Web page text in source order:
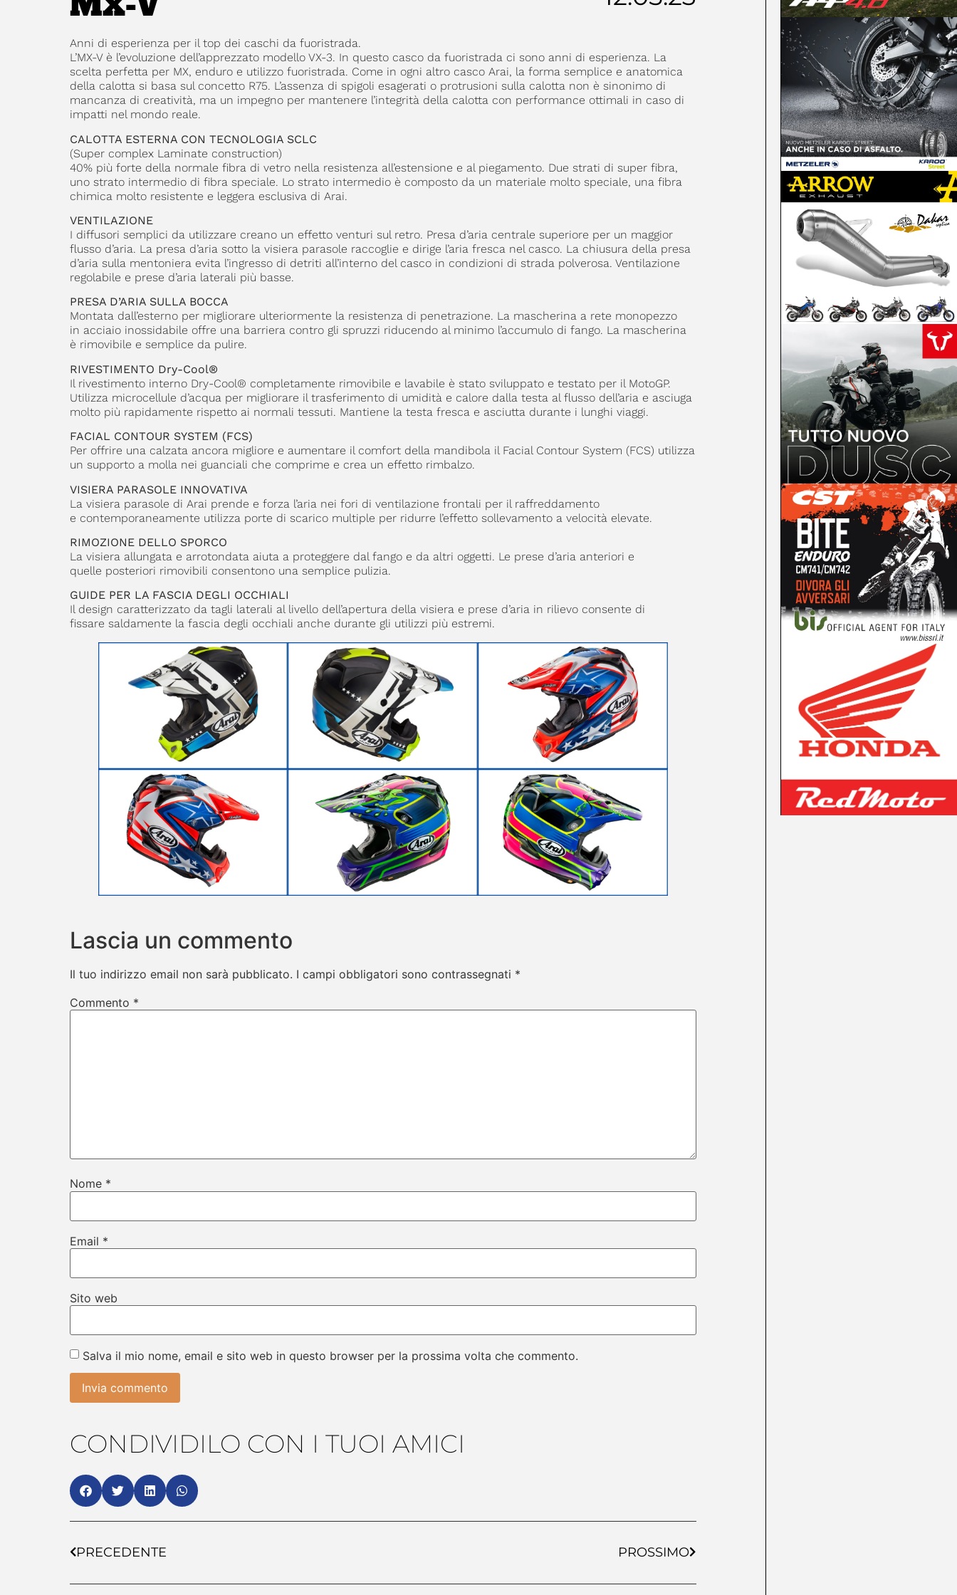
Anni di esperienza per il top dei caschi da fuoristrada.
L’MX-V è l’evoluzione dell’apprezzato modello VX-3. In questo casco da fuoristrada ci sono anni di esperienza. La
scelta perfetta per MX, enduro e utilizzo fuoristrada. Come in ogni altro casco Arai, la forma semplice e anatomica
della calotta si basa sul concetto R75. L’assenza di spigoli esagerati o protrusioni sulla calotta non è sinonimo di
mancanza di creatività, ma un impegno per mantenere l’integrità della calotta con performance ottimali in caso di
impatti nel mondo reale.
CALOTTA ESTERNA CON TECNOLOGIA SCLC
(Super complex Laminate construction)
40% più forte della normale fibra di vetro nella resistenza all’estensione e al piegamento. Due strati di super fibra,
uno strato intermedio di fibra speciale. Lo strato intermedio è composto da un materiale molto speciale, una fibra
chimica molto resistente e leggera esclusiva di Arai.
VENTILAZIONE
I diffusori semplici da utilizzare creano un effetto venturi sul retro. Presa d’aria centrale superiore per un maggior
flusso d’aria. La presa d’aria sotto la visiera parasole raccoglie e dirige l’aria fresca nel casco. La chiusura della presa
d’aria sulla mentoniera evita l’ingresso di detriti all’interno del casco in condizioni di strada polverosa. Ventilazione
regolabile e prese d’aria laterali più basse.
PRESA D’ARIA SULLA BOCCA
Montata dall’esterno per migliorare ulteriormente la resistenza di penetrazione. La mascherina a rete monopezzo
in acciaio inossidabile offre una barriera contro gli spruzzi riducendo al minimo l’accumulo di fango. La mascherina
è rimovibile e semplice da pulire.
RIVESTIMENTO Dry-Cool®
Il rivestimento interno Dry-Cool® completamente rimovibile e lavabile è stato sviluppato e testato per il MotoGP.
Utilizza microcellule d’acqua per migliorare il trasferimento di umidità e calore dalla testa al flusso dell’aria e asciuga
molto più rapidamente rispetto ai normali tessuti. Mantiene la testa fresca e asciutta durante i lunghi viaggi.
FACIAL CONTOUR SYSTEM (FCS)
Per offrire una calzata ancora migliore e aumentare il comfort della mandibola il Facial Contour System (FCS) utilizza
un supporto a molla nei guanciali che comprime e crea un effetto rimbalzo.
VISIERA PARASOLE INNOVATIVA
La visiera parasole di Arai prende e forza l’aria nei fori di ventilazione frontali per il raffreddamento
e contemporaneamente utilizza porte di scarico multiple per ridurre l’effetto sollevamento a velocità elevate.
RIMOZIONE DELLO SPORCO
La visiera allungata e arrotondata aiuta a proteggere dal fango e da altri oggetti. Le prese d’aria anteriori e
quelle posteriori rimovibili consentono una semplice pulizia.
GUIDE PER LA FASCIA DEGLI OCCHIALI
Il design caratterizzato da tagli laterali al livello dell’apertura della visiera e prese d’aria in rilievo consente di
fissare saldamente la fascia degli occhiali anche durante gli utilizzi più estremi.
Lascia un commento
Il tuo indirizzo email non sarà pubblicato. I campi obbligatori sono contrassegnati *
Commento *
Nome *
Email *
Sito web
Salva il mio nome, email e sito web in questo browser per la prossima volta che commento.
CONDIVIDILO CON I TUOI AMICI
PRECEDENTE PROSSIMO